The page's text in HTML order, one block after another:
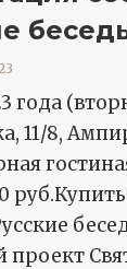
года
11/8,
проект